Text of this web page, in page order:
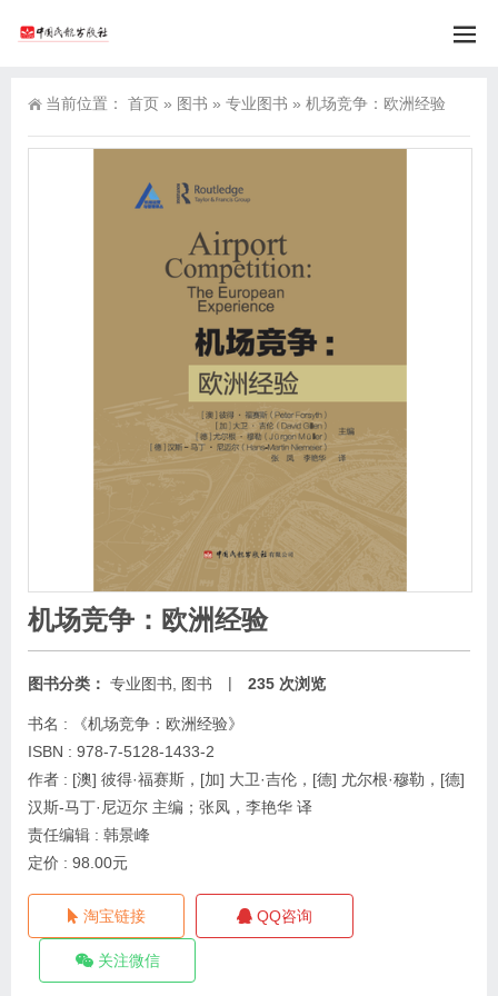
当前位置： 首页 » 图书 » 专业图书 » 机场竞争：欧洲经验
机场竞争：欧洲经验
图书分类： 专业图书 图书 | 235 次浏览
书名 : 《机场竞争：欧洲经验》
ISBN : 978-7-5128-1433-2
作者 : [澳] 彼得·福赛斯，[加] 大卫·吉伦，[德] 尤尔根·穆勒，[德]
汉斯-马丁·尼迈尔 主编；张凤，李艳华 译
责任编辑 : 韩景峰
定价 : 98.00元
淘宝链接 QQ咨询
关注微信